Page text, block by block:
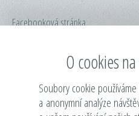
Facebooková stránka
Česká rada dětí a mládeže
Rada dětí a mládeže hl. m. Prahy
O cookies
Soubory cookie
a anonymní analýze